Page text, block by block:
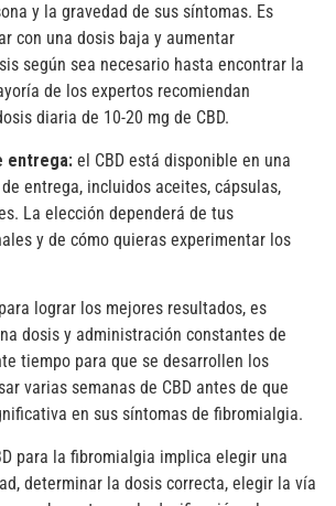
y la gravedad de sus síntomas. Es
con una dosis baja y aumentar
según sea necesario hasta encontrar la
de los expertos recomiendan
diaria de 10-20 mg de CBD.
entrega: el CBD está disponible en una
entrega, incluidos aceites, cápsulas,
La elección dependerá de tus
y de cómo quieras experimentar los
para lograr los mejores resultados, es
dosis y administración constantes de
tiempo para que se desarrollen los
varias semanas de CBD antes de que
en sus síntomas de fibromialgia.
para la fibromialgia implica elegir una
determinar la dosis correcta, elegir la vía